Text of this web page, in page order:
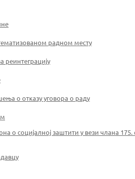
радном месту
реинтеграцију
о отказу уговора о раду
социјалној заштити у вези члана 175.